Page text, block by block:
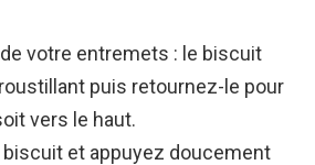
votre entremets : le biscuit
puis retournez-le pour
vers le haut.
et appuyez doucement